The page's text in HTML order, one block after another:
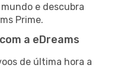
e descubra
Prime.
a eDreams
de última hora a